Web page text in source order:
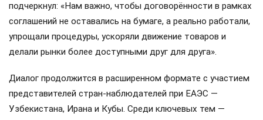
подчеркнул: «Нам важно, чтобы договорённости в рамках
соглашений не оставались на бумаге, а реально работали,
упрощали процедуры, ускоряли движение товаров и
делали рынки более доступными друг для друга».
Диалог продолжится в расширенном формате с участием
представителей стран-наблюдателей при ЕАЭС —
Узбекистана, Ирана и Кубы. Среди ключевых тем —